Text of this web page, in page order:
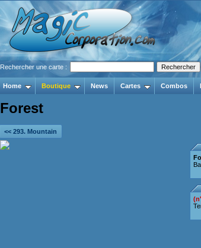
Rechercher une carte :
Home Boutique News Cartes Combos
Forest
<< 293. Mountain